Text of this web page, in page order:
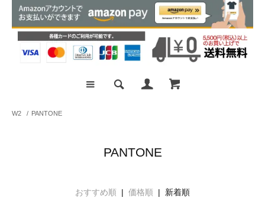
W2 / PANTONE
PANTONE
おすすめ順 | 価格順 | 新着順